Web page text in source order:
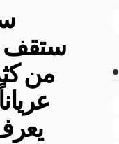
ستقف
من